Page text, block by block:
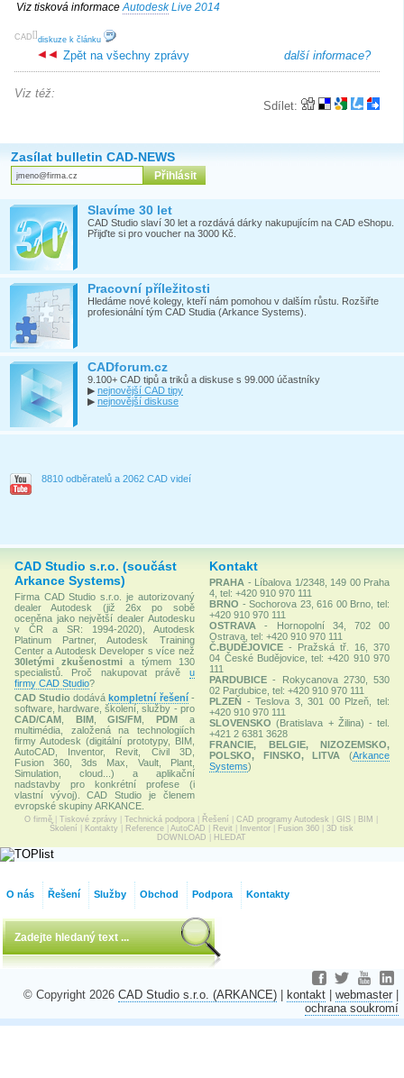
Viz tisková informaceAutodeskLive 2014
[
CAD ]
diskuze k článku
další informace?
Zpět na všechny zprávy
Sdílet:
Viz též:
Zasílat bulletin CAD-NEWS
Slavíme 30 let
CAD Studio slaví 30 let a rozdává dárky nakupujícím na CAD eShopu.
Přijďte si pro voucher na 3000 Kč.
Pracovní příležitosti
Hledáme nové kolegy, kteří nám pomohou v dalším růstu. Rozšiřte
profesionální tým CAD Studia (Arkance Systems).
CADforum.cz
9.100+ CAD tipů a triků a diskuse s 99.000 účastníky
▶ nejnovější CAD tipy
▶ nejnovější diskuse
8810 odběratelů a 2062 CAD videí
CAD Studio s.r.o. (součást
Arkance Systems)
Firma CAD Studio s.r.o. je autorizovaný
dealer Autodesk (již 26x po sobě
oceněna jako největší dealer Autodesku
v ČR a SR: 1994-2020), Autodesk
Platinum Partner, Autodesk Training
Center a Autodesk Developer s více než
30letými zkušenostmia týmem 130
specialistů. Proč nakupovat právě u
firmy CAD Studio?
CAD Studio dodávákompletní řešení-
software, hardware, školení, služby - pro
CAD/CAM
BIM,GIS/FM ,PDM a
multimédia, založená na technologiích
firmy Autodesk (digitální prototypy, BIM,
AutoCAD, Inventor, Revit, Civil 3D,
Fusion 360, 3ds Max, Vault, Plant,
Simulation, cloud...) a aplikační
nadstavby pro konkrétní profese (i
vlastní vývoj). CAD Studio je členem
evropské skupiny ARKANCE.
Kontakt
PRAHA - Líbalova 1/2348, 149 00 Praha
4, tel: +420 910 970 111
BRNO - Sochorova 23, 616 00 Brno, tel:
+420 910 970 111
OSTRAVA
- Hornopolní 34, 702 00
Ostrava, tel: +420 910 970 111
Č.BUDĚJOVICE - Pražská tř. 16, 370
04 České Budějovice, tel: +420 910 970
111
PARDUBICE - Rokycanova 2730, 530
02 Pardubice, tel: +420 910 970 111
PLZEŇ - Teslova 3, 301 00 Plzeň, tel:
+420 910 970 111
SLOVENSKO (Bratislava + Žilina) - tel.
+421 2 6381 3628
FRANCIE, BELGIE, NIZOZEMSKO,
POLSKO, FINSKO, LITVA
(Arkance
Systems)
O firmě Tiskové zprávy Technická podpora Řešení CAD programy Autodesk GIS BIM
Školení
Kontakty Reference| AutoCAD Revit Inventor| Fusion 360| 3D tisk
DOWNLOAD
HLEDAT
O nás Řešení Služby Obchod Podpora Kontakty
© Copyright 2026 CAD Studio s.r.o. (ARKANCE) kontakt webmaster
ochrana soukromí